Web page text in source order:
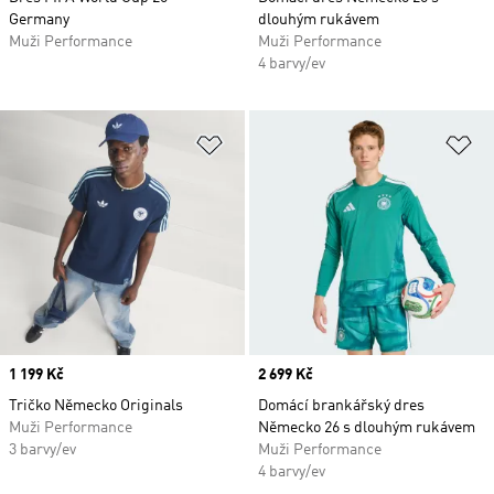
Germany
Muži Performance
dlouhým rukávem
Muži Performance
4 barvy/ev
Přidat do seznamu přání
Price
1 199 Kč
Tričko Německo Originals
Muži Performance
3 barvy/ev
Price
2 699 Kč
Domácí brankářský dres
Německo 26 s dlouhým rukávem
Muži Performance
4 barvy/ev